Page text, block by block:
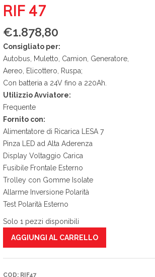
RIF 47
€1.878,80
Consigliato per:
Autobus, Muletto, Camion, Generatore,
Aereo, Elicottero, Ruspa;
Con batteria a 24V fino a 220Ah.
Utilizzio Avviatore:
Frequente
Fornito con:
Alimentatore di Ricarica LESA 7
Pinza LED ad Alta Aderenza
Display Voltaggio Carica
Fusibile Frontale Esterno
Trolley con Gomme Isolate
Allarme Inversione Polarità
Test Polarità Esterno
Solo 1 pezzi disponibili
AGGIUNGI AL CARRELLO
COD: RIF47